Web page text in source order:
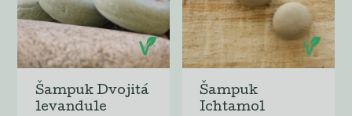
Šampuk Dvojitá
levandule
Šampuk
Ichtamol